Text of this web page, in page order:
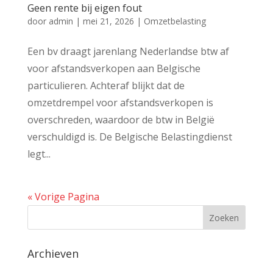
Geen rente bij eigen fout
door admin | mei 21, 2026 | Omzetbelasting
Een bv draagt jarenlang Nederlandse btw af
voor afstandsverkopen aan Belgische
particulieren. Achteraf blijkt dat de
omzetdrempel voor afstandsverkopen is
overschreden, waardoor de btw in België
verschuldigd is. De Belgische Belastingdienst
legt...
« Vorige Pagina
Archieven